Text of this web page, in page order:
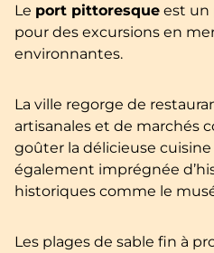
Le port pittoresque est un
pour des excursions en
environnantes.
La ville regorge de
artisanales et de marchés
goûter la délicieuse
également imprégnée
historiques comme le
Les plages de sable fin à